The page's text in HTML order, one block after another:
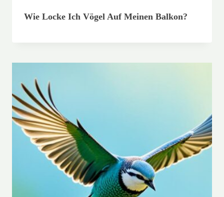
Wie Locke Ich Vögel Auf Meinen Balkon?